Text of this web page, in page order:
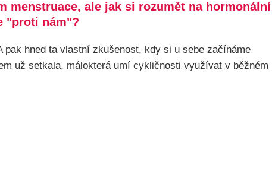
menstruace, ale jak si rozumět na hormonální
"proti nám"?
hned ta vlastní zkušenost, kdy si u sebe začínáme
už setkala, málokterá umí cykličnosti využívat v běžném